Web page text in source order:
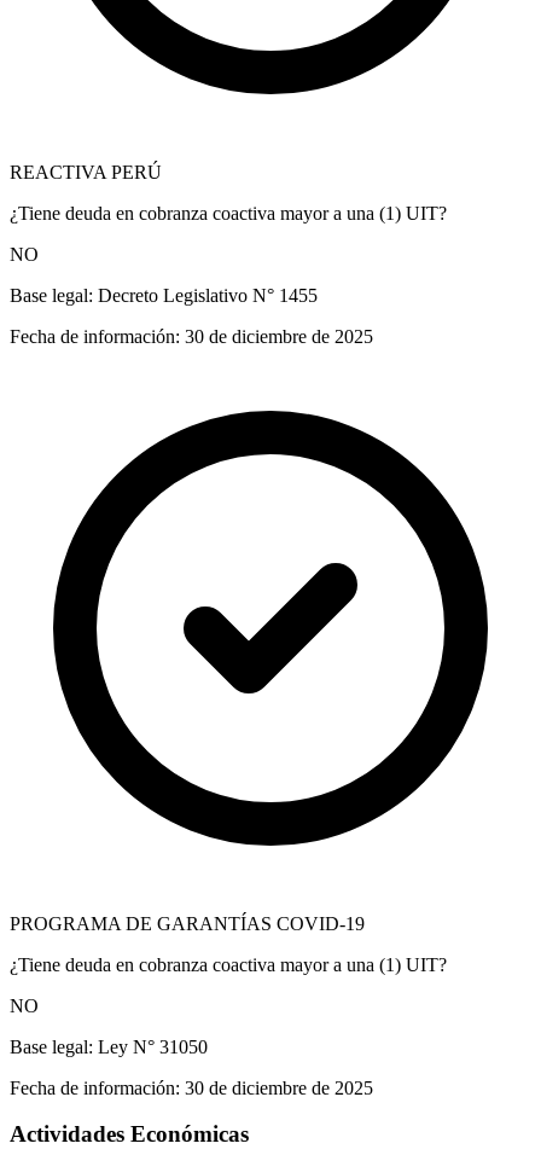
REACTIVA PERÚ
¿Tiene deuda en cobranza coactiva mayor a una (1) UIT?
NO
Base legal: Decreto Legislativo N° 1455
Fecha de información: 30 de diciembre de 2025
PROGRAMA DE GARANTÍAS COVID-19
¿Tiene deuda en cobranza coactiva mayor a una (1) UIT?
NO
Base legal: Ley N° 31050
Fecha de información: 30 de diciembre de 2025
Actividades Económicas